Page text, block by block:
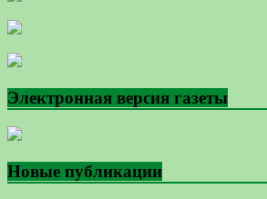
Электронная версия газеты
Новые публикации